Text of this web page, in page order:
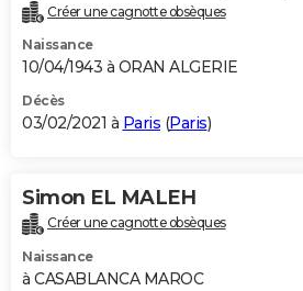
Créer une cagnotte obsèques
Naissance
10/04/1943 à ORAN ALGERIE
Décès
03/02/2021 à Paris (Paris)
Simon EL MALEH
Créer une cagnotte obsèques
Naissance
à CASABLANCA MAROC